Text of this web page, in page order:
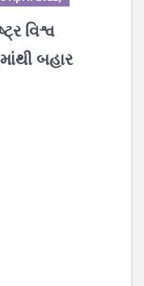
વિશ્વ
બહાર